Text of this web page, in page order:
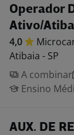
Operador
Ativo/
4,0
Atibaia - SP
A combinar
Ensino
AUX. DE